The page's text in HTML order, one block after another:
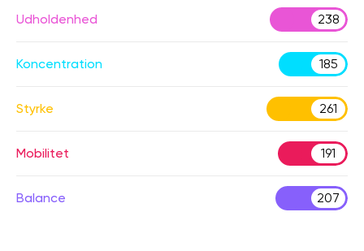
Udholdenhed 238
Koncentration 185
Styrke 261
Mobilitet 191
Balance 207